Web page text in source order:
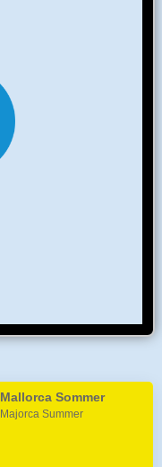
Mallorca Sommer
Majorca Summer